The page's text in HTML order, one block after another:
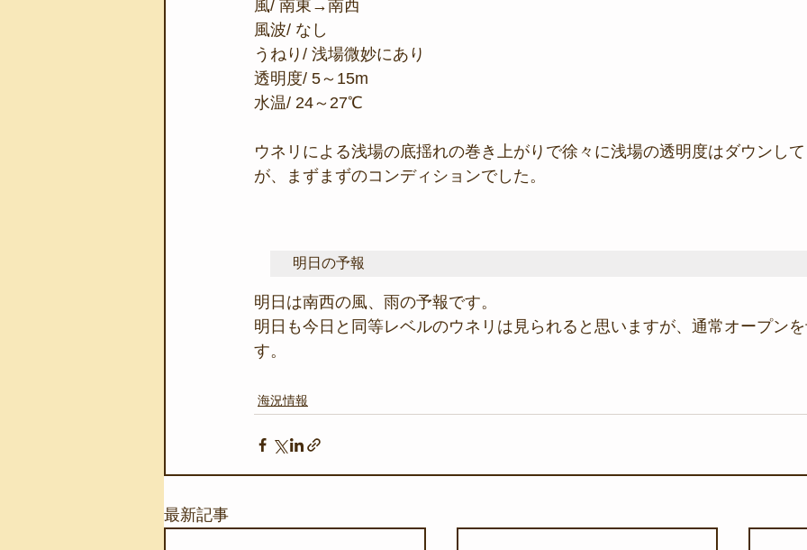
風/ 南東→南西
風波/ なし
うねり/ 浅場微妙にあり
透明度/ 5～15m
水温/ 24～27℃
ウネリによる浅場の底揺れの巻き上がりで徐々に浅場の透明度はダウンし
が、まずまずのコンディションでした。
明日の予報
明日は南西の風、雨の予報です。
明日も今日と同等レベルのウネリは見られると思いますが、通常オープン
す。
海況情報
最新記事